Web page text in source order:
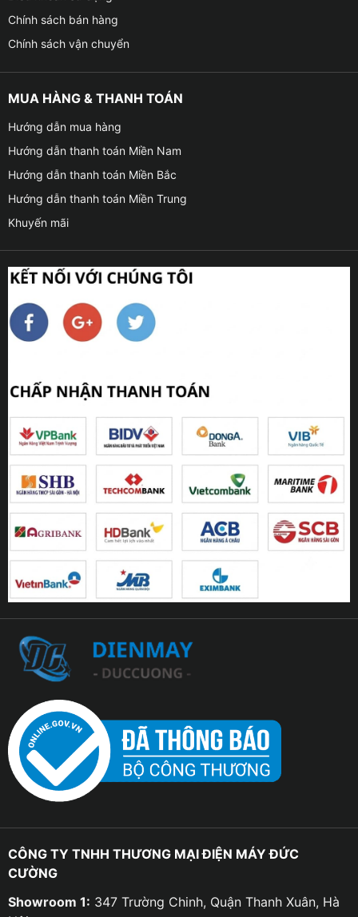
Chính sách bán hàng
Chính sách vận chuyển
MUA HÀNG & THANH TOÁN
Hướng dẫn mua hàng
Hướng dẫn thanh toán Miền Nam
Hướng dẫn thanh toán Miền Bắc
Hướng dẫn thanh toán Miền Trung
Khuyến mãi
CÔNG TY TNHH THƯƠNG MẠI ĐIỆN MÁY ĐỨC
CƯỜNG
Showroom 1: 347 Trường Chinh, Quận Thanh Xuân, Hà